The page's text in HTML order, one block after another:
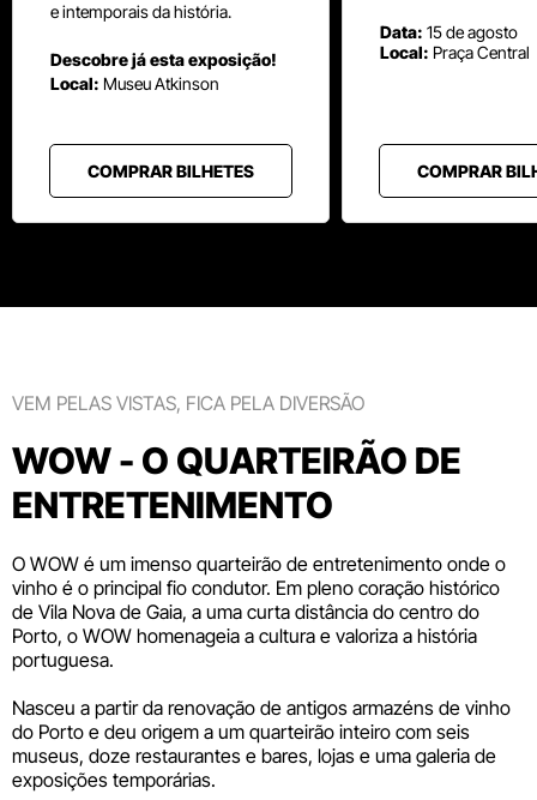
e intemporais da história.
Descobre já esta exposição!
Local: MuseuAtkinson
COMPRAR BILHETES
Data: 15 de agosto
Local: Praça Central
COMPRAR
VEM PELAS VISTAS, FICA PELA DIVERSÃO
WOW - O QUARTEIRÃO DE
ENTRETENIMENTO
O WOW é um imenso quarteirão de entretenimento onde o
vinho é o principal fio condutor. Em pleno coração histórico
de Vila Nova de Gaia, a uma curta distância do centro do
Porto, o WOW homenageia a cultura e valoriza a história
portuguesa.
Nasceu a partir da renovação de antigos armazéns de vinho
do Porto e deu origem a um quarteirão inteiro com seis
museus, doze restaurantes e bares, lojas e uma galeria de
exposições temporárias.